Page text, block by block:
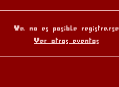
Ya no es posible registrarse
Ver otros eventos